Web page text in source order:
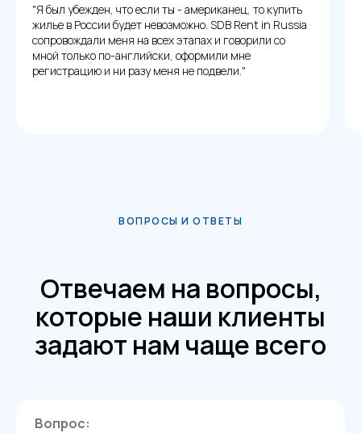
"Мы с семьей решили переехать в Россию из
Германии, и нам быстро нужно было найти квартиру.
SDB Rent in Russia проверили все документы, права
собственности, перевели договор и зарегистрировали
по адресу всю нашу семью. Все точно в срок, как
ВОПРОСЫ И ОТВЕТЫ
Отвечаем на вопросы,
которые наши клиенты
задают нам чаще всего
Вопрос:
WhatsApp
© Все права защищены. SDB Tech